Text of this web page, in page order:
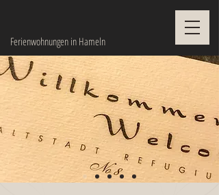
Ferienwohnungen in Hameln